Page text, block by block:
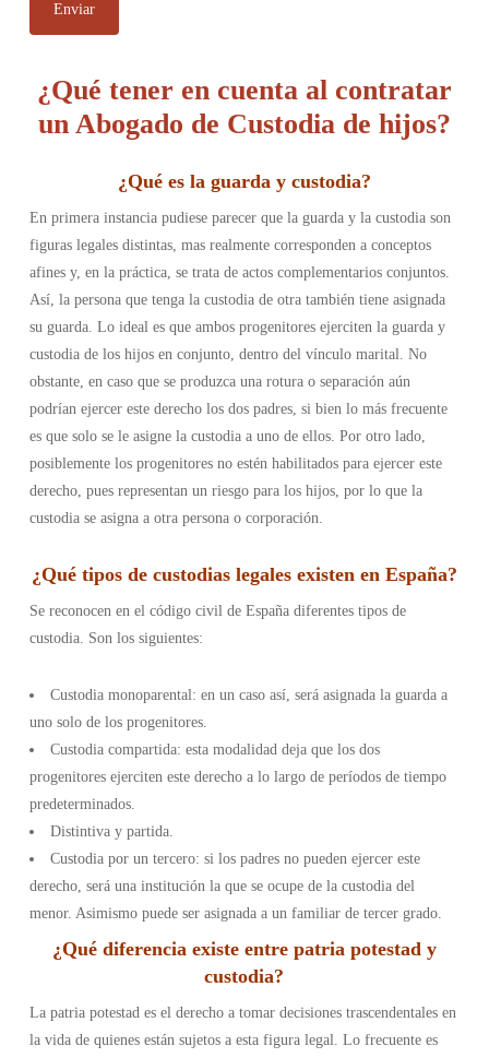
¿Qué tener en cuenta al contratar
un Abogado de Custodia de hijos?
¿Qué es la guarda y custodia?
En primera instancia pudiese parecer que la guarda y la custodia son
figuras legales distintas, mas realmente corresponden a conceptos
afines y, en la práctica, se trata de actos complementarios conjuntos.
Así, la persona que tenga la custodia de otra también tiene asignada
su guarda. Lo ideal es que ambos progenitores ejerciten la guarda y
custodia de los hijos en conjunto, dentro del vínculo marital. No
obstante, en caso que se produzca una rotura o separación aún
podrían ejercer este derecho los dos padres, si bien lo más frecuente
es que solo se le asigne la custodia a uno de ellos. Por otro lado,
posiblemente los progenitores no estén habilitados para ejercer este
derecho, pues representan un riesgo para los hijos, por lo que la
custodia se asigna a otra persona o corporación.
¿Qué tipos de custodias legales existen en España?
Se reconocen en el código civil de España diferentes tipos de
custodia. Son los siguientes:
Custodia monoparental: en un caso así, será asignada la guarda a
uno solo de los progenitores.
Custodia compartida: esta modalidad deja que los dos
progenitores ejerciten este derecho a lo largo de períodos de tiempo
predeterminados.
Distintiva y partida.
Custodia por un tercero: si los padres no pueden ejercer este
derecho, será una institución la que se ocupe de la custodia del
menor. Asimismo puede ser asignada a un familiar de tercer grado.
¿Qué diferencia existe entre patria potestad y
custodia?
La patria potestad es el derecho a tomar decisiones trascendentales en
la vida de quienes están sujetos a esta figura legal. Lo frecuente es